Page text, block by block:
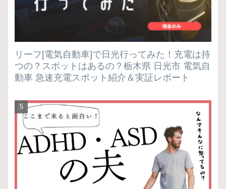
リーフ[電気自動車]で日光行ってみた！充電は持
つの？スポットはあるの？栃木県 日光市 電気自
動車 急速充電スポット紹介＆実証レポート